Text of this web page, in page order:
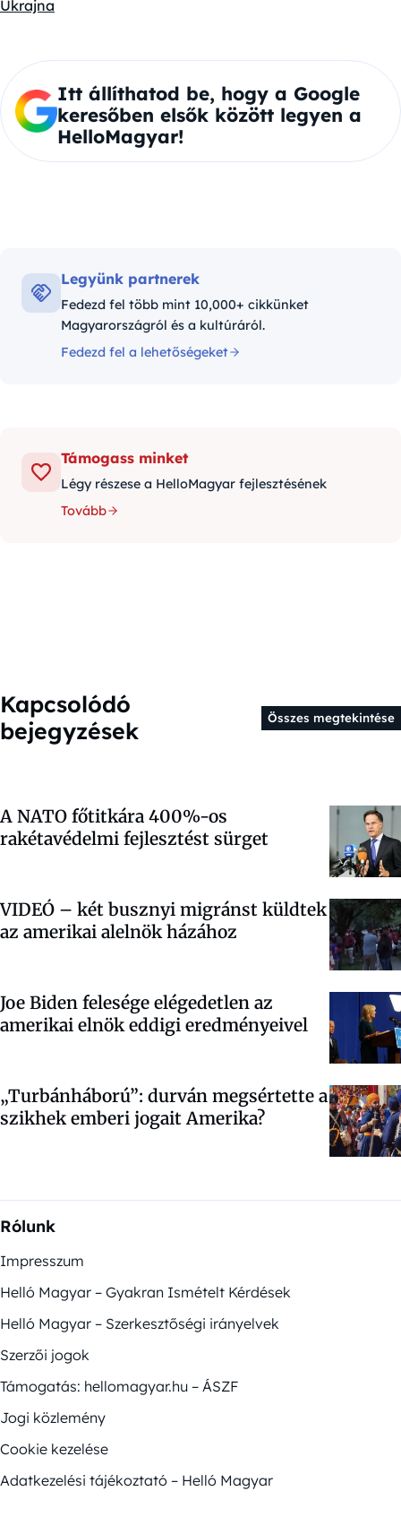
Ukrajna
Itt állíthatod be, hogy a Google
keresőben elsők között legyen a
HelloMagyar!
Legyünk partnerek
Fedezd fel több mint 10,000+ cikkünket
Magyarországról és a kultúráról.
Fedezd fel a lehetőségeket
Támogass minket
Légy részese a HelloMagyar fejlesztésének
Tovább
Kapcsolódó
bejegyzések
Összes megtekintése
A NATO főtitkára 400%-os
rakétavédelmi fejlesztést sürget
VIDEÓ – két busznyi migránst küldtek
az amerikai alelnök házához
Joe Biden felesége elégedetlen az
amerikai elnök eddigi eredményeivel
„Turbánháború”: durván megsértette a
szikhek emberi jogait Amerika?
Rólunk
Impresszum
Helló Magyar – Gyakran Ismételt Kérdések
Helló Magyar – Szerkesztőségi irányelvek
Szerzői jogok
Támogatás: hellomagyar.hu – ÁSZF
Jogi közlemény
Cookie kezelése
Adatkezelési tájékoztató – Helló Magyar